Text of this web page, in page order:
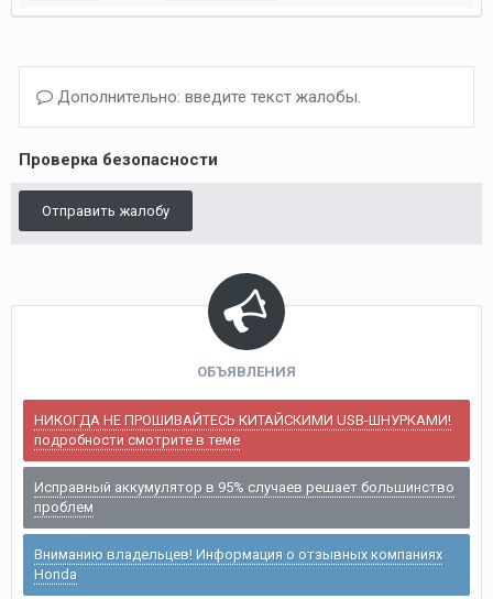
Дополнительно: введите текст жалобы.
Проверка безопасности
Отправить жалобу
ОБЪЯВЛЕНИЯ
НИКОГДА НЕ ПРОШИВАЙТЕСЬ КИТАЙСКИМИ USB-ШНУРКАМИ!
подробности смотрите в теме
Исправный аккумулятор в 95% случаев решает большинство
проблем
Вниманию владельцев! Информация о отзывных компаниях
Honda